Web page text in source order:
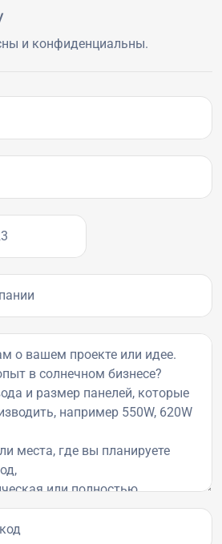
и конфиденциальны.